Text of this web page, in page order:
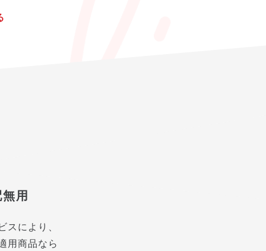
用
により、
用商品なら